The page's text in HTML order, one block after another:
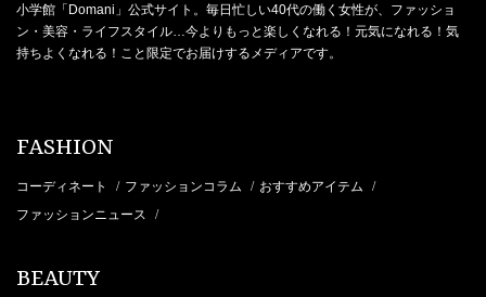
小学館「Domani」公式サイト。毎日忙しい40代の働く女性が、ファッショ
ン・美容・ライフスタイル…今よりもっと楽しくなれる！元気になれる！気
持ちよくなれる！こと限定でお届けするメディアです。
FASHION
コーディネート / ファッションコラム / おすすめアイテム /
ファッションニュース /
BEAUTY